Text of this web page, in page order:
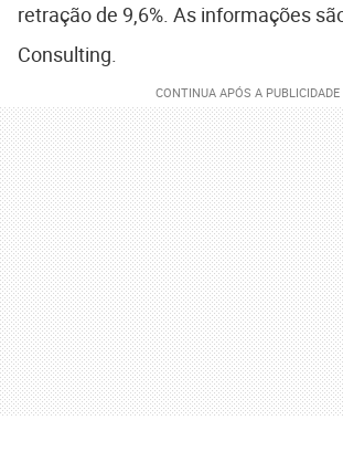
retração de 9,6%. As informações
Consulting.